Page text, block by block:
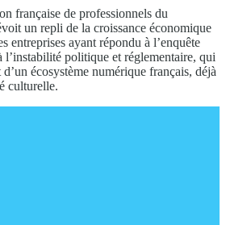
française de professionnels du
un repli de la croissance économique
entreprises ayant répondu à l’enquête
l’instabilité politique et réglementaire, qui
écosystème numérique français, déjà
culturelle.